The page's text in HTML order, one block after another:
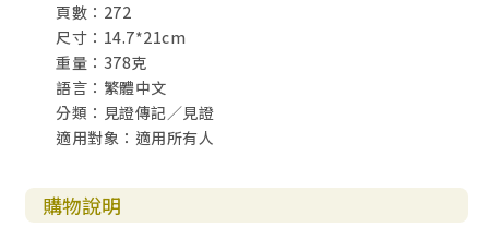
1. 那一個承諾
發動機再咳了一聲，便徹底安靜下來。我準備去見馬克了。
我從打火器上拔出鑰匙，隨手放進錢包裡。街燈的光被夜裡
的冷霧篩得朦朦朧朧，在雨澆溼的柏油路上勾出一圈又一圈
的光環。人行道上到處都是小水坑，裡面盛著彩虹色的雨
的街道上。
頁數：272
尺寸：14.7*21cm
重量：378克
語言：繁體中文
分類：見證傳記／見證
適用對象：適用所有人
購物說明